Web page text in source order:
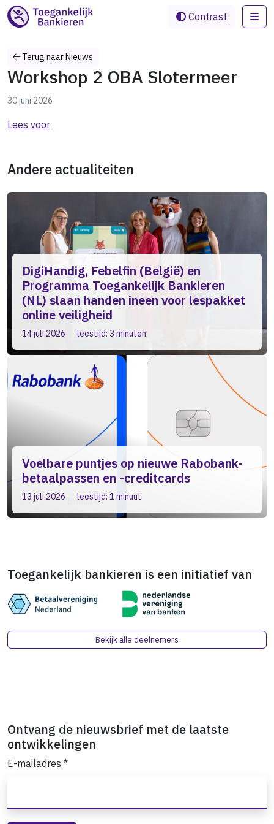
Contrast
Terug naar Nieuws
Workshop 2 OBA Slotermeer
30 juni 2026
Lees voor
Andere actualiteiten
DigiHandig, Febelfin (België) en
Programma Toegankelijk Bankieren
(NL) slaan handen ineen voor lespakket
online veiligheid
14 juli 2026 leestijd: 3 minuten
Voelbare puntjes op nieuwe Rabobank-
betaalpassen en -creditcards
13 juli 2026 leestijd: 1 minuut
Toegankelijk bankieren is een initiatief van
Bekijk alle deelnemers
Ontvang de nieuwsbrief met de laatste
ontwikkelingen
E-mailadres *